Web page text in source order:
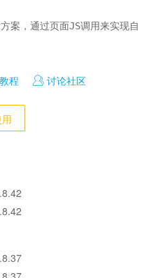
，通过页面JS调用来实现自
程 讨论社区